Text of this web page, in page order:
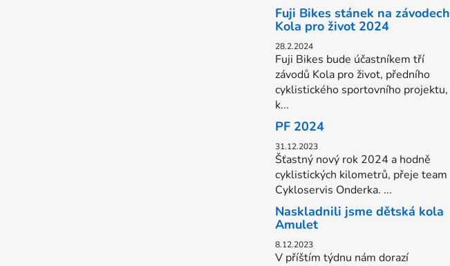
Fuji Bikes stánek na závodech
Kola pro život 2024
28.2.2024
Fuji Bikes bude účastníkem tří
závodů Kola pro život, předního
cyklistického sportovního projektu,
k...
PF 2024
31.12.2023
Šťastný nový rok 2024 a hodně
cyklistických kilometrů, přeje team
Cykloservis Onderka. ...
Naskladnili jsme dětská kola
Amulet
8.12.2023
V příštím týdnu nám dorazí